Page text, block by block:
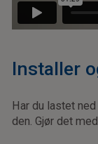
Installer
Har du lastet
den. Gjør det